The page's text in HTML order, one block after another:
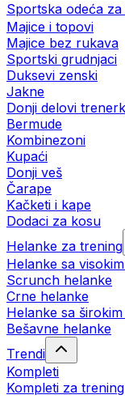
Sportska odeća
Majice i topovi
Majice bez rukava
Sportski grudnjaci
Duksevi zenski
Jakne
Donji delovi
Bermude
Kombinezoni
Kupaći
Donji veš
Čarape
Kačketi i kape
Dodaci za kosu
Helanke za trening
Helanke sa
Scrunch helanke
Crne helanke
Helanke sa
Bešavne helanke
Trendi
Kompleti
Kompleti za trening